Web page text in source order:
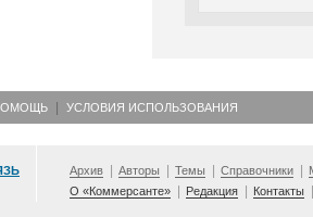
УСЛОВИЯ ИСПОЛЬЗОВАНИЯ
Архив Авторы Темы Справочники
О «Коммерсанте»
Редакция Контакты